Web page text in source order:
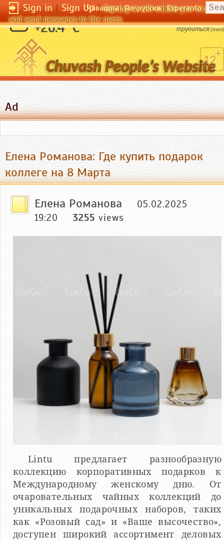
Sign in|Sign Up|Signing in will enable you to post
and send messages to the users.
Чӑвашла По-русски Esperanto
+26.4 °C
Истинное сокровище людей - умение
трудиться.(Эзоп)
Ad
Елена Романова: Где купить подарок
коллеге на 8 Марта
Елена Романова
05.02.2025
19:20
3255 views
Lintu предлагает разнообразную
коллекцию корпоративных подарков к
Международному женскому дню. От
очаровательных чайных коллекций до
уникальных подарочных наборов, таких
как «Розовый сад» и «Ваше высочество»,
доступен широкий ассортимент деловых